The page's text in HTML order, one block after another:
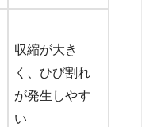
収縮が大き
く、ひび割れ
が発生しやす
い